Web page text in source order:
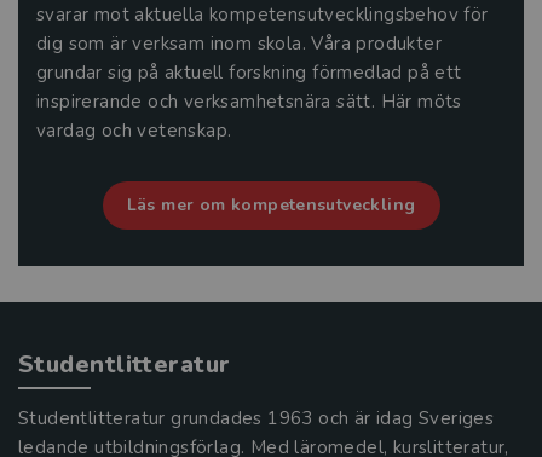
svarar mot aktuella kompetensutvecklingsbehov för
dig som är verksam inom skola. Våra produkter
grundar sig på aktuell forskning förmedlad på ett
inspirerande och verksamhetsnära sätt. Här möts
vardag och vetenskap.
Läs mer om kompetensutveckling
Studentlitteratur
Studentlitteratur grundades 1963 och är idag Sveriges
ledande utbildningsförlag. Med läromedel, kurslitteratur,